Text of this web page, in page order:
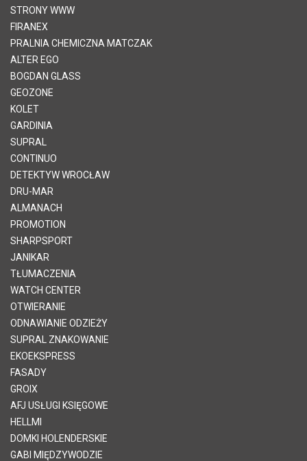
STRONY WWW
FIRANEX
PRALNIA CHEMICZNA MATCZAK
ALTER EGO
BOGDAN GLASS
GEOZONE
KOLET
GARDINIA
SUPRAL
CONTINUO
DETEKTYW WROCŁAW
DRU-MAR
ALMANACH
PROMOTION
SHARPSPORT
JANIKAR
TŁUMACZENIA
WATCH CENTER
OTWIERANIE
ODNAWIANIE ODZIEŻY
SUPRAL ZNAKOWANIE
EKOEKSPRESS
FASADY
GROIX
AFJ USŁUGI KSIĘGOWE
HELLMI
DOMKI HOLENDERSKIE
GABI MIĘDZYWODZIE